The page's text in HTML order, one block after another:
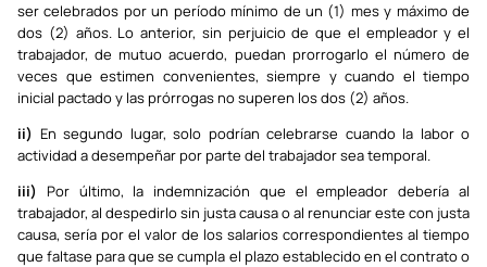
ser celebrados por un período mínimo de un (1) mes y máximo de
dos (2) años. Lo anterior, sin perjuicio de que el empleador y el
trabajador, de mutuo acuerdo, puedan prorrogarlo el número de
veces que estimen convenientes, siempre y cuando el tiempo
inicial pactado y las prórrogas no superen los dos (2) años.
ii) En segundo lugar, solo podrían celebrarse cuando la labor o
actividad a desempeñar por parte del trabajador sea temporal.
iii)
Por último, la indemnización que el empleador debería al
trabajador, al despedirlo sin justa causa o al renunciar este con justa
causa, sería por el valor de los salarios correspondientes al tiempo
que faltase para que se cumpla el plazo establecido en el contrato o